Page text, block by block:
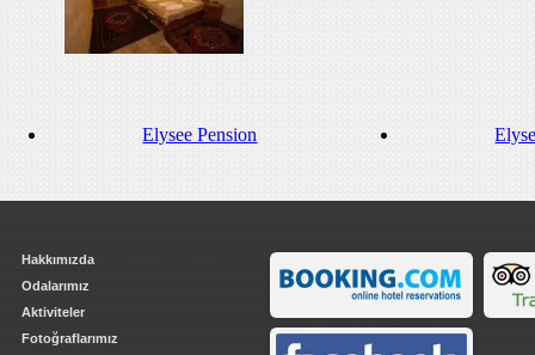
Elysee Pension
Hakkımızda
Odalarımız
Aktiviteler
Fotoğraflarımız